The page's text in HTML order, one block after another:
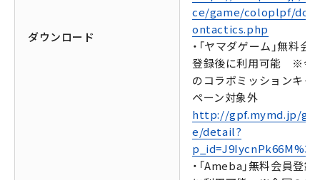
ダウンロード
ce/game/coloplpf/
ontactics.php
・「ヤマダゲーム」無料会
登録後に利用可能 ※今
のコラボミッションキャ
ペーン対象外
http://gpf.mymd.jp/
e/detail?
p_id=J9IycnPk66M%3D
・「Ameba」無料会員登録